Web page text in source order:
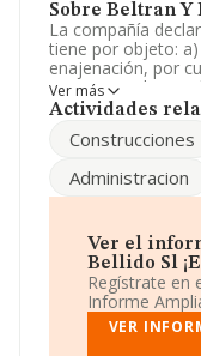
Sobre Beltran
La compañía
tiene por objeto:
enajenación, por
rusticos y urbanos;
administración,
Limitada. Su
actividad en
Comisión, de 6 de
microempresas,
compañía reúne
No ha habido
empleados con
existentes en la
Ver más
Actividades
Construcciones
Administracion
Ver el
Bellido Sl
Regístrate en
Informe
VER